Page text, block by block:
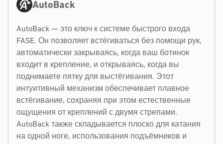
AutoBack
AutoBack — это ключ к системе быстрого входа
FASE. Он позволяет встёгиваться без помощи рук,
автоматически закрываясь, когда ваш ботинок
входит в крепление, и открываясь, когда вы
поднимаете пятку для выстёгивания. Этот
интуитивный механизм обеспечивает плавное
встёгивание, сохраняя при этом естественные
ощущения от креплений с двумя стрепами.
AutoBack также складывается плоско для катания
на одной ноге, использования подъёмников и